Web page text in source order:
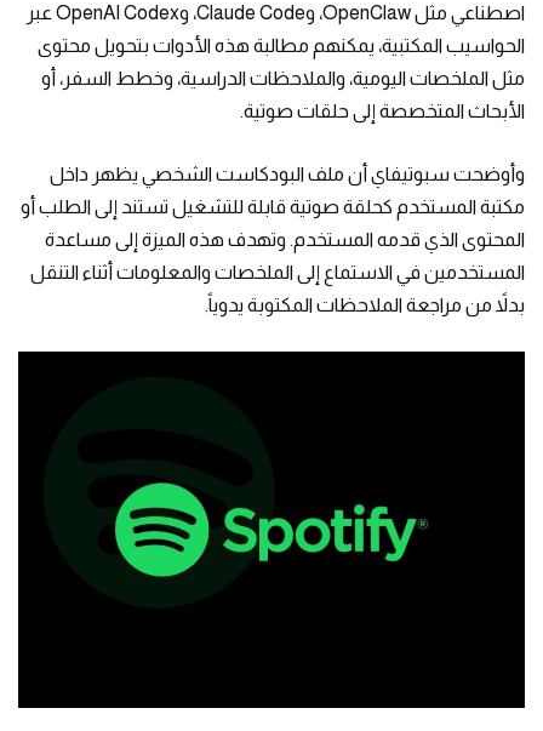
اصطناعي مثل OpenClaw، وClaude Code، وOpenAI Codex عبر
الحواسيب المكتبية، يمكنهم مطالبة هذه الأدوات بتحويل محتوى
مثل الملخصات اليومية، والملاحظات الدراسية، وخطط السفر، أو
الأبحاث المتخصصة إلى حلقات صوتية.
وأوضحت سبوتيفاي أن ملف البودكاست الشخصي يظهر داخل
مكتبة المستخدم كحلقة صوتية قابلة للتشغيل تستند إلى الطلب أو
المحتوى الذي قدمه المستخدم. وتهدف هذه الميزة إلى مساعدة
المستخدمين في الاستماع إلى الملخصات والمعلومات أثناء التنقل
بدلاً من مراجعة الملاحظات المكتوبة يدوياً.